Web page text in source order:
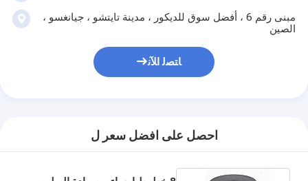
مبنى رقم 6 ، أفضل سوق للديكور ، مدينة تايتشو ، جيانغسو ،
الصين
ﺎﺘﺼﻟ ﺍﻶﻧ
احصل على افضل سعر ل